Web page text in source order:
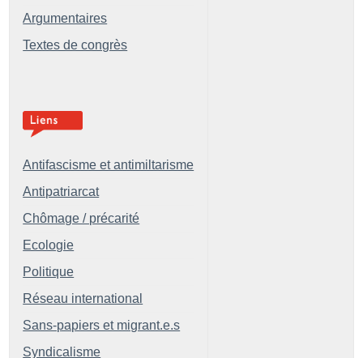
Argumentaires
Textes de congrès
Antifascisme et antimiltarisme
Antipatriarcat
Chômage / précarité
Ecologie
Politique
Réseau international
Sans-papiers et migrant.e.s
Syndicalisme